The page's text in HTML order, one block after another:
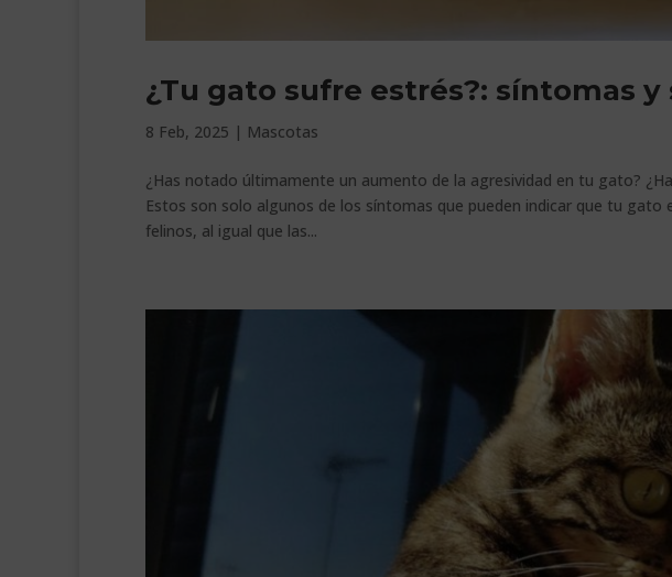
¿Tu gato sufre estrés?: síntomas y
8 Feb, 2025 | Mascotas
¿Has notado últimamente un aumento de la agresividad en tu gato?
Estos son solo algunos de los síntomas que pueden indicar que tu gato
felinos, al igual que las...